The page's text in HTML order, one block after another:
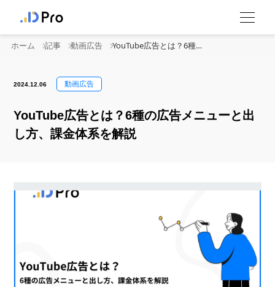
ホーム 記事 動画広告 YouTube広告とは？6種の広告メニューと出し方、課金体系を解説
2024.12.06 動画広告
YouTube広告とは？6種の広告メニューと出
し方、課金体系を解説